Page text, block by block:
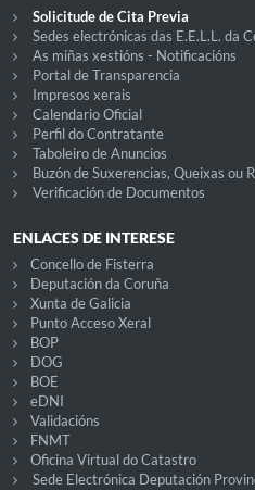
Solicitude de Cita Previa
Sedes electrónicas das E.E.L.L. da
As miñas xestións - Notificacións
Portal de Transparencia
Impresos xerais
Calendario Oficial
Perfil do Contratante
Taboleiro de Anuncios
Buzón de Suxerencias, Queixas ou
Verificación de Documentos
ENLACES DE INTERESE
Concello de Fisterra
Deputación da Coruña
Xunta de Galicia
Punto Acceso Xeral
BOP
DOG
BOE
eDNI
Validacións
FNMT
Oficina Virtual do Catastro
Sede Electrónica Deputación